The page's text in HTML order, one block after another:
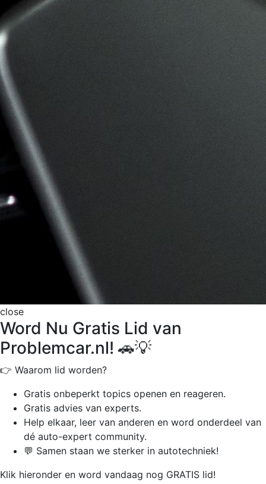
close
Word Nu Gratis Lid van
Problemcar.nl! 🚗💡
👉 Waarom lid worden?
Gratis onbeperkt topics openen en reageren.
Gratis advies van experts.
Help elkaar, leer van anderen en word onderdeel van
dé auto-expert community.
💬 Samen staan we sterker in autotechniek!
Klik hieronder en word vandaag nog GRATIS lid!